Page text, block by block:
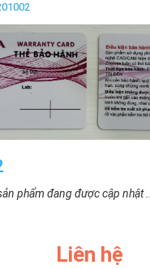
phẩm đang được cập nhật ...
Liên hệ